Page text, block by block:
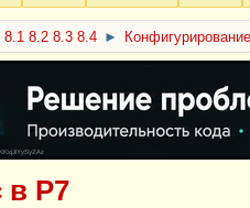
8.2 8.3 8.4 ►
в Р7